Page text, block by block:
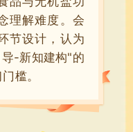
理解难度。会
节设计，认为
-新知建构"的
槛。